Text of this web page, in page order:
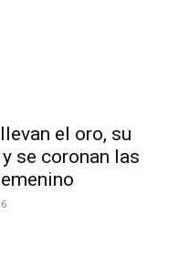
el oro, su
se coronan las